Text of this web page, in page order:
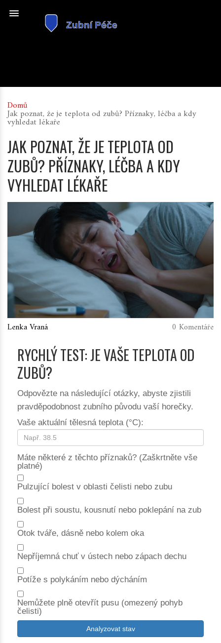
Domů
Jak poznat, že je teplota od zubů? Příznaky, léčba a kdy
vyhledat lékaře
JAK POZNAT, ŽE JE TEPLOTA OD
ZUBŮ? PŘÍZNAKY, LÉČBA A KDY
VYHLEDAT LÉKAŘE
Lenka Vraná 0 Komentáře
RYCHLÝ TEST: JE VAŠE TEPLOTA OD
ZUBŮ?
Odpovězte na následující otázky, abyste zjistili
pravděpodobnost zubního původu vaší horečky.
Vaše aktuální tělesná teplota (°C):
Máte některé z těchto příznaků? (Zaškrtněte vše
platné)
Pulzující bolest v oblasti čelisti nebo zubu
Bolest při soustu, kousnutí nebo poklepání na zub
Otok tváře, dásně nebo kolem oka
Nepříjemná chuť v ústech nebo zápach dechu
Potíže s polykáním nebo dýcháním
Nemůžete plně otevřít pusu (omezený pohyb
čelisti)
Analyzovat stav